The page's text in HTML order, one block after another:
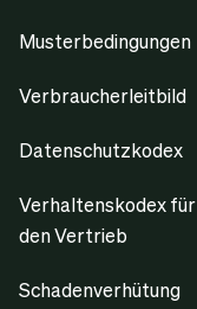
Musterbedingungen
Verbraucherleitbild
Datenschutzkodex
Verhaltenskodex für
den Vertrieb
Schadenverhütung